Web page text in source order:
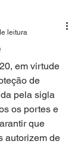
leitura
em virtude
de
pela sigla
os portes e
que
autorizem de